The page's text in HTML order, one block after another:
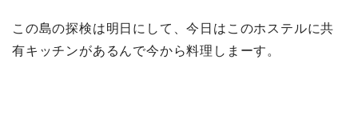
この島の探検は明日にして、今日はこのホステルに共
有キッチンがあるんで今から料理しまーす。